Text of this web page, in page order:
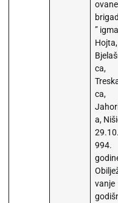
ovane
”
Hojta,
ca,
ca,
a,
994.
vanje